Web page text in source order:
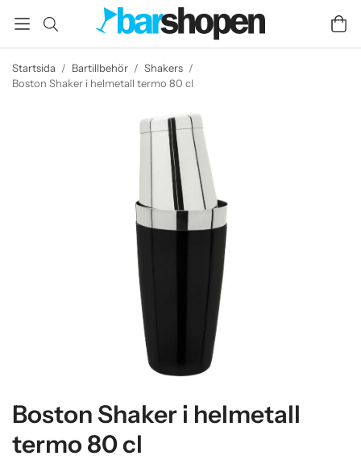
Startsida / Bartillbehör / Shakers /
Boston Shaker i helmetall termo 80 cl
Boston Shaker i helmetall
termo 80 cl